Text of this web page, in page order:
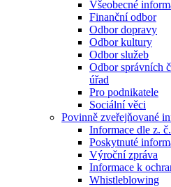
Všeobecné
Finanční odbor
Odbor dopravy
Odbor kultury
Odbor služeb
Odbor správních
úřad
Pro podnikatele
Sociální věci
Povinně zveřejňované
Informace dle z.
Poskytnuté
Výroční zpráva
Informace k
Whistleblowing